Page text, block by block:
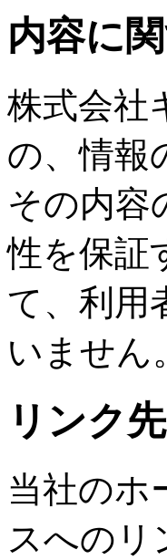
内容に
株式会社
の、情報
その内容
性を保証
て、利用
いません
リンク
当社のホ
スへのリ